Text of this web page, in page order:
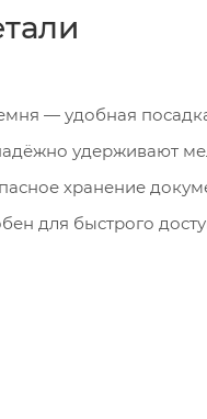
— удобная
удерживают
хранение
для быстрого